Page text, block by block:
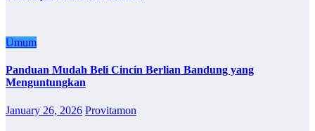
Umum
Panduan Mudah Beli Cincin Berlian Bandung yang
Menguntungkan
January 26, 2026 Provitamon